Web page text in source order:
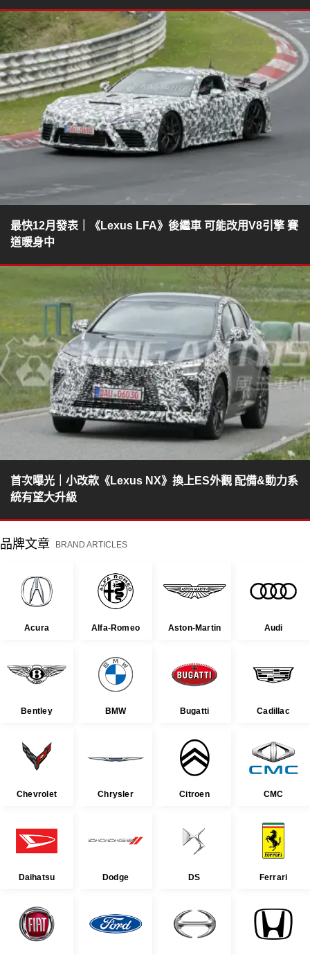
最快12月發表｜《Lexus LFA》後繼車 可能改用V8引擎 賽
道暖身中
首次曝光｜小改款《Lexus NX》換上ES外觀 配備&動力系
統有望大升級
品牌文章 BRAND ARTICLES
Acura Alfa-Romeo Aston-Martin Audi
Bentley BMW Bugatti Cadillac
Chevrolet Chrysler Citroen CMC
Daihatsu Dodge DS Ferrari